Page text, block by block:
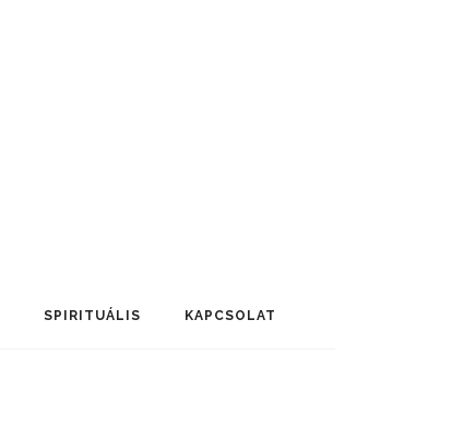
SPIRITUÁLIS KAPCSOLAT